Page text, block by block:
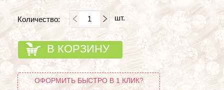
Количество: шт.
В КОРЗИНУ
ОФОРМИТЬ БЫСТРО В 1 КЛИК?